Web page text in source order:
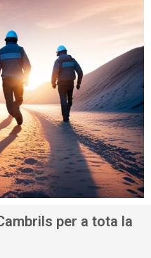
per a tota la